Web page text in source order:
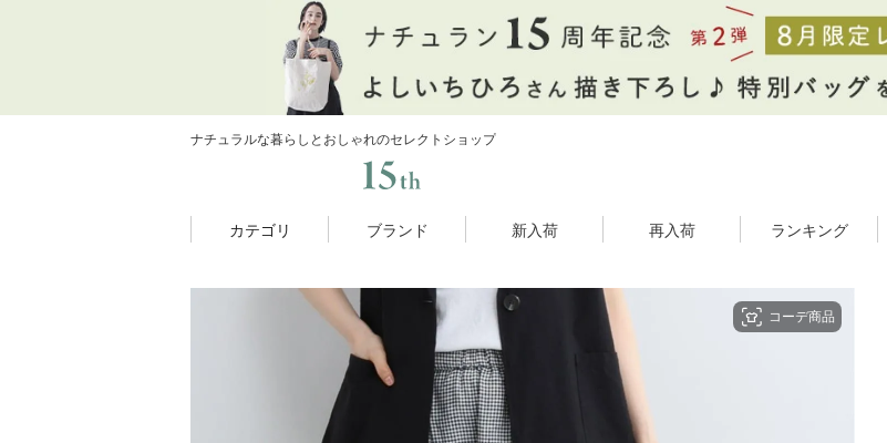
ナチュラルな暮らしとおしゃれのセレクトショップ
カテゴリ ブランド 新入荷 再入荷 ランキング
コーデ商品